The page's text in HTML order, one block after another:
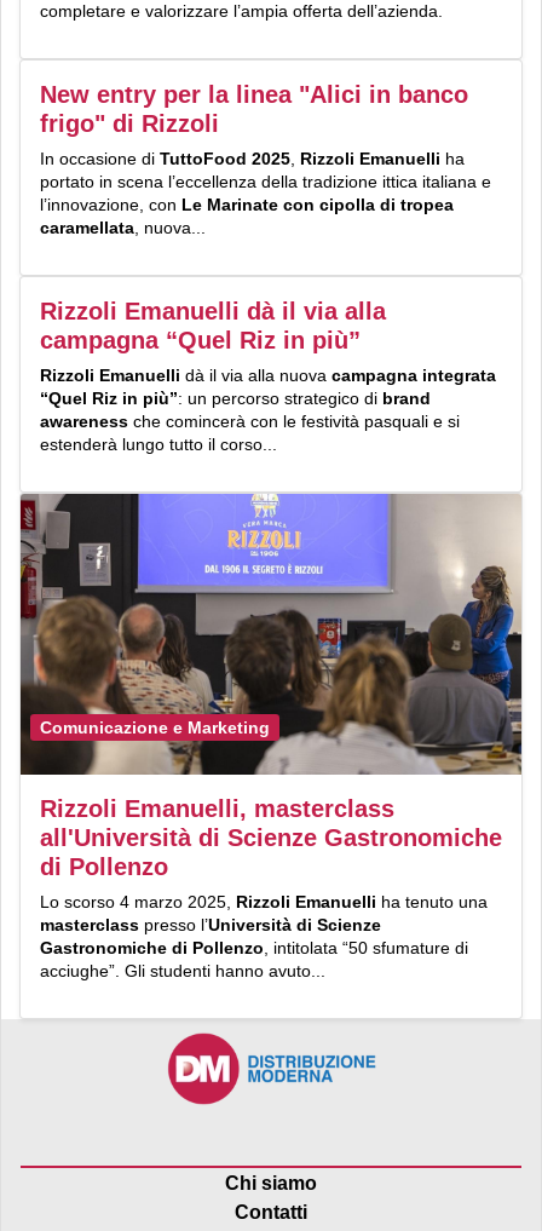
completare e valorizzare l’ampia offerta dell’azienda.
New entry per la linea "Alici in banco
frigo" di Rizzoli
In occasione di TuttoFood 2025 Rizzoli Emanuelli ha
portato in scena l’eccellenza della tradizione ittica italiana e
l’innovazione, con Le Marinate con cipolla di tropea
caramellata , nuova...
Rizzoli Emanuelli dà il via alla
campagna “Quel Riz in più”
Rizzoli Emanuelli dà il via alla nuova campagna integrata
“Quel Riz in più”: un percorso strategico di brand
awareness che comincerà con le festività pasquali e si
estenderà lungo tutto il corso...
Comunicazione e Marketing
Rizzoli Emanuelli, masterclass
all'Università di Scienze Gastronomiche
di Pollenzo
Lo scorso 4 marzo 2025, Rizzoli Emanuelli ha tenuto una
masterclass presso l’Università di Scienze
Gastronomiche di Pollenzo, intitolata “50 sfumature di
acciughe”. Gli studenti hanno avuto...
Chi siamo
Contatti